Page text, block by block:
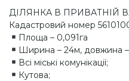
ДІЛЯНКА В ПРИВАТНІЙ
Кадастровий номер
Площа – 0,091га
Ширина – 24м, довжина
Всі міські комунікації;
Кутова;